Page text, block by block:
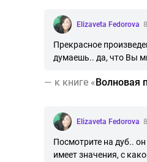
Elizaveta Fedorova
Прекрасное
думаешь.. да, что Вы
— к книге «Волновая
Elizaveta Fedorova
Посмотрите на дуб..
имеет значения, с